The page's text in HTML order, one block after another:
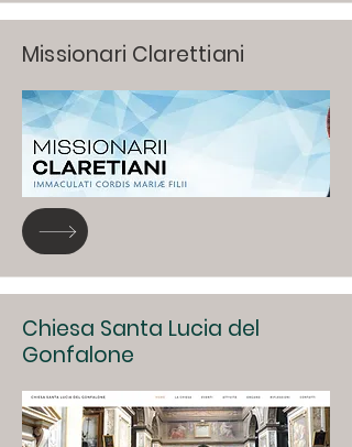
Missionari Clarettiani
Chiesa Santa Lucia del
Gonfalone